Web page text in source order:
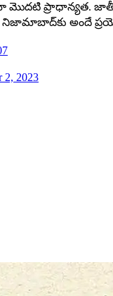
మొదటి ప్రాధాన్యత.
నిజామాబాద్‌కు అందే
2, 2023